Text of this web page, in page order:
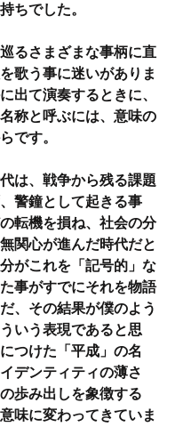
ちでした。
るさまざまな事柄に直
歌う事に迷いがありま
出て演奏するときに、
称と呼ぶには、意味の
です。
は、戦争から残る課題
警鐘として起きる事
転機を損ね、社会の分
関心が進んだ時代だと
がこれを「記号的」な
事がすでにそれを物語
、その結果が僕のよう
いう表現であると思
つけた「平成」の名
デンティティの薄さ
歩み出しを象徴する
味に変わってきていま